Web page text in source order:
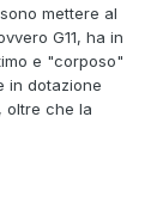
mettere al
G11, ha in
e "corposo"
in dotazione
oltre che la